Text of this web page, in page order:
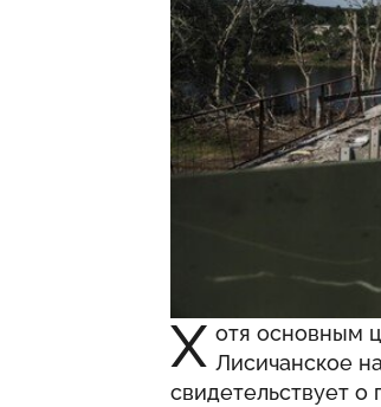
Х отя основным
Лисичанское
свидетельствует о